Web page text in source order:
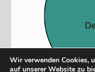
Wir verwenden Cookies,
auf unserer Website zu